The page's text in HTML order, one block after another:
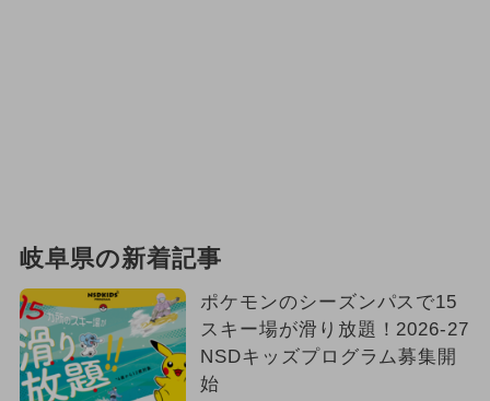
岐阜県の新着記事
ポケモンのシーズンパスで15
スキー場が滑り放題！2026-27
NSDキッズプログラム募集開
始